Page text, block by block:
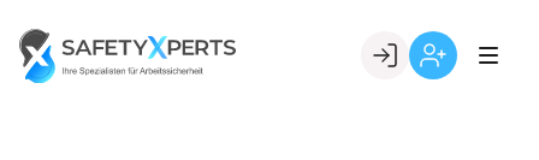
content
Go to landing page.